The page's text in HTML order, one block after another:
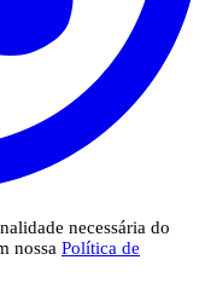
necessária do
nossa Política de